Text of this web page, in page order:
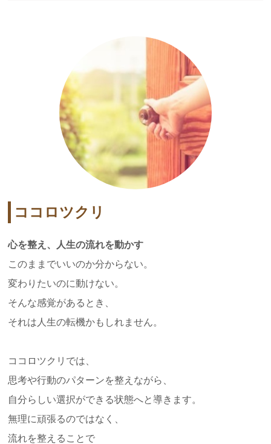
ココロツクリ
心を整え、人生の流れを動かす
このままでいいのか分からない。
変わりたいのに動けない。
そんな感覚があるとき、
それは人生の転機かもしれません。
ココロツクリでは、
思考や行動のパターンを整えながら、
自分らしい選択ができる状態へと導きます。
無理に頑張るのではなく、
流れを整えることで